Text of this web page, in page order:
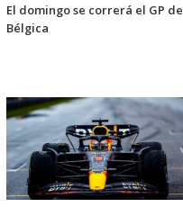
El domingo se correrá el GP de
Bélgica